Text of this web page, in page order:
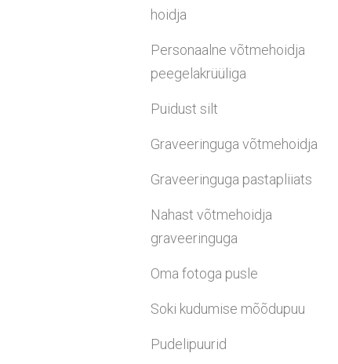
hoidja
Personaalne võtmehoidja
peegelakrüüliga
Puidust silt
Graveeringuga võtmehoidja
Graveeringuga pastapliiats
Nahast võtmehoidja
graveeringuga
Oma fotoga pusle
Soki kudumise mõõdupuu
Pudelipuurid